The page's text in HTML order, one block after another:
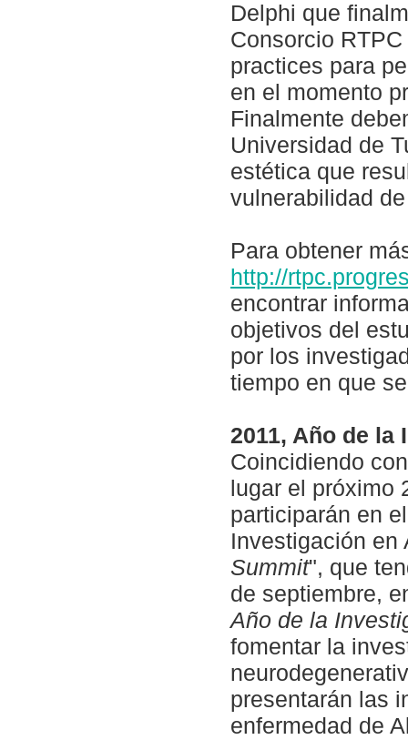
Delphi que
Consorcio
practices para
en el momento
Finalmente
Universidad de
estética que
vulnerabilidad
Para obtener
http://
encontrar
objetivos del
por los
tiempo en que
2011, Año de la
Coincidiendo
lugar el próximo
participarán en
Investigación en
Summit", que
de septiembre,
Año de la
fomentar la
presentarán las
enfermedad de